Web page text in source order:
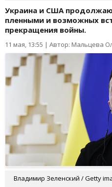
Украина и США
пленными и возможных
прекращения войны.
11 мая, 13:55 | Автор: Мальцева
Владимир Зеленский / Getty